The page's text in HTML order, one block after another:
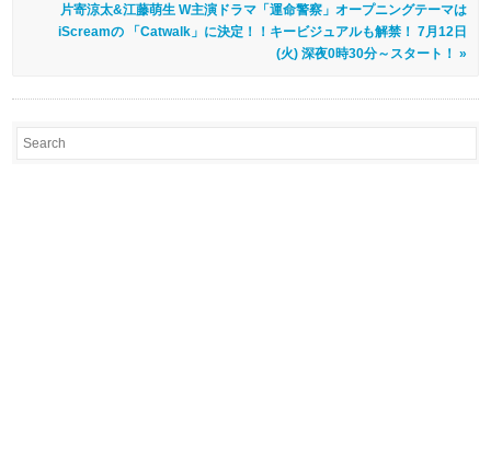
片寄涼太&江藤萌生 W主演ドラマ「運命警察」オープニングテーマは
iScreamの 「Catwalk」に決定！！キービジュアルも解禁！ 7月12日
(火) 深夜0時30分～スタート！ »